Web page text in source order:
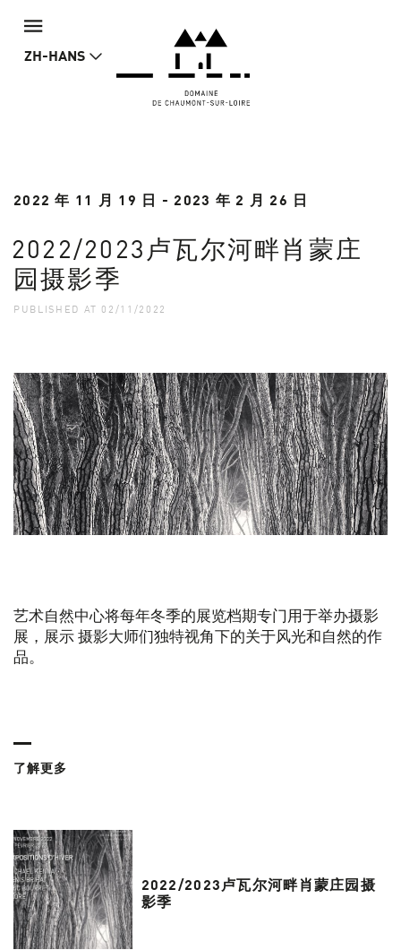
ZH-HANS
2022 年 11 月 19 日 - 2023 年 2 月 26 日
2022/2023卢瓦尔河畔肖蒙庄
园摄影季
PUBLISHED AT 02/11/2022
艺术自然中心将每年冬季的展览档期专门用于举办摄影
展，展示 摄影大师们独特视角下的关于风光和自然的作
品。
了解更多
2022/2023卢瓦尔河畔肖蒙庄园摄
影季